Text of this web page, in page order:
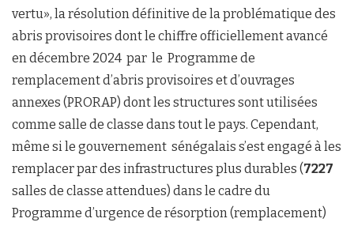
vertu», la résolution définitive de la problématique des
abris provisoires dont le chiffre officiellement avancé
en décembre 2024 par le Programme de
remplacement d’abris provisoires et d’ouvrages
annexes (PRORAP) dont les structures sont utilisées
comme salle de classe dans tout le pays. Cependant,
même si le gouvernement sénégalais s’est engagé à les
remplacer par des infrastructures plus durables (7227
salles de classe attendues) dans le cadre du
Programme d’urgence de résorption (remplacement)